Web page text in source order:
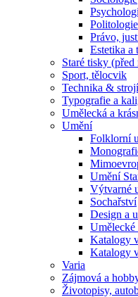
Politologie
Právo,
Estetika a
Staré tisky (před
Sport, tělocvik
Technika &
Typografie a
Umělecká a
Umění
Folklorní
Umění
Výtvarné
Sochařství
Design a
Umělecké
Katalogy
Katalogy
Varia
Zájmová a
Životopisy,